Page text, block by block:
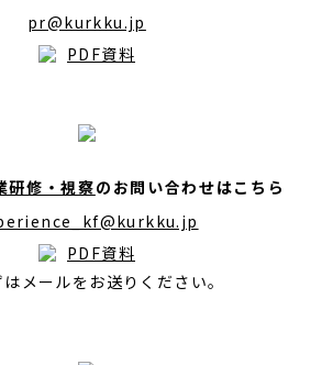
pr@kurkku.jp
PDF資料
研修・視察のお問い合わせはこちら
PDF資料
メールをお送りください。